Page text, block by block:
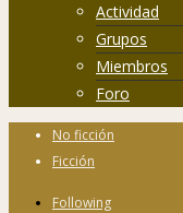
Actividad
Grupos
Miembros
Foro
No ficción
Ficción
Following